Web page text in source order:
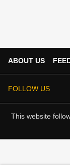
ABOUT US
FOLLOW US
This website